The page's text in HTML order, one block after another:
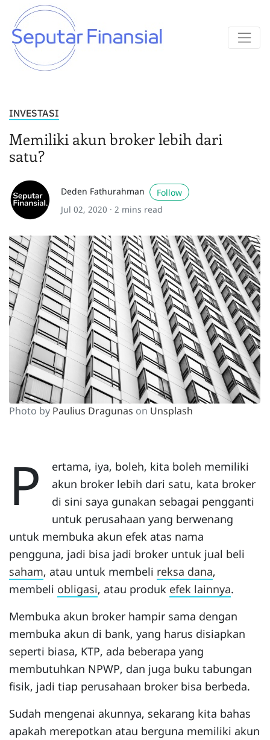
INVESTASI
Memiliki akun broker lebih dari
satu?
Deden Fathurahman
Follow
Jul 02, 2020 · 2 mins read
Photo by Paulius Dragunas on Unsplash
P
ertama, iya, boleh, kita boleh memiliki
akun broker lebih dari satu, kata broker
di sini saya gunakan sebagai pengganti
untuk perusahaan yang berwenang
untuk membuka akun efek atas nama
pengguna, jadi bisa jadi broker untuk jual beli
saham, atau untuk membeli reksa dana,
membeli obligasi, atau produk efek lainnya.
Membuka akun broker hampir sama dengan
membuka akun di bank, yang harus disiapkan
seperti biasa, KTP, ada beberapa yang
membutuhkan NPWP, dan juga buku tabungan
fisik, jadi tiap perusahaan broker bisa berbeda.
Sudah mengenai akunnya, sekarang kita bahas
apakah merepotkan atau berguna memiliki akun